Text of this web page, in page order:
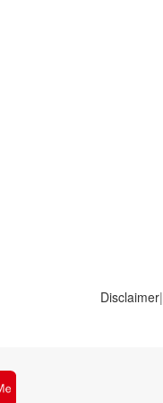
Disclaimer|